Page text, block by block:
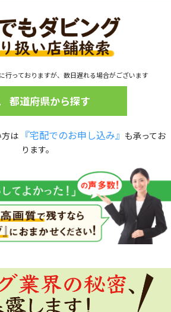
行っておりますが、数日遅れる場合がございます
都道府県から探す
は 『宅配でのお申し込み』 も承ってお
ります。